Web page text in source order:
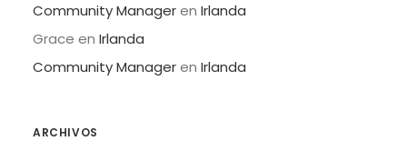
Community Manageren Irlanda
Grace en Irlanda
Community Manageren Irlanda
ARCHIVOS